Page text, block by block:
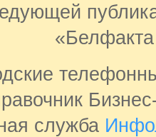
служба